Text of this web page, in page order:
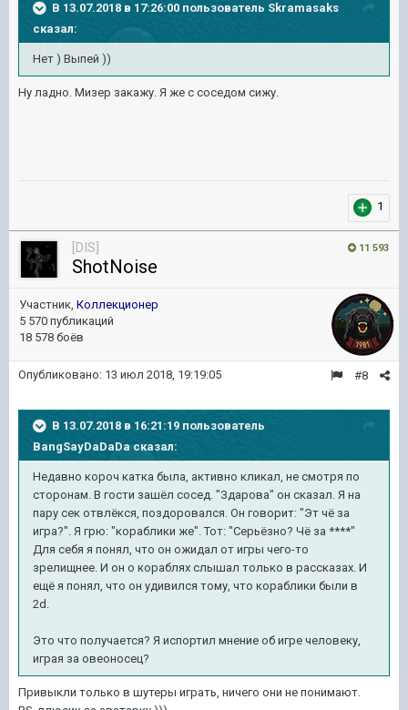
В 13.07.2018 в 17:26:00 пользователь Skramasaks
сказал:
Нет ) Выпей ))
Ну ладно. Мизер закажу. Я же с соседом сижу.
1
11 593
[DIS]
ShotNoise
Участник, Коллекционер
5 570 публикаций
18 578 боёв
#8
Опубликовано: 13 июл 2018, 19:19:05
В 13.07.2018 в 16:21:19 пользователь
BangSayDaDaDaсказал:
Недавно короч катка была, активно кликал, не смотря по
сторонам. В гости зашёл сосед. "Здарова" он сказал. Я на
пару сек отвлёкся, поздоровался. Он говорит: "Эт чё за
игра?". Я грю: "кораблики же". Тот: "Серьёзно? Чё за ****"
Для себя я понял, что он ожидал от игры чего-то
зрелищнее. И он о кораблях слышал только в рассказах. И
ещё я понял, что он удивился тому, что кораблики были в
2d.
Это что получается? Я испортил мнение об игре человеку,
играя за овеоносец?
Привыкли только в шутеры играть, ничего они не понимают.